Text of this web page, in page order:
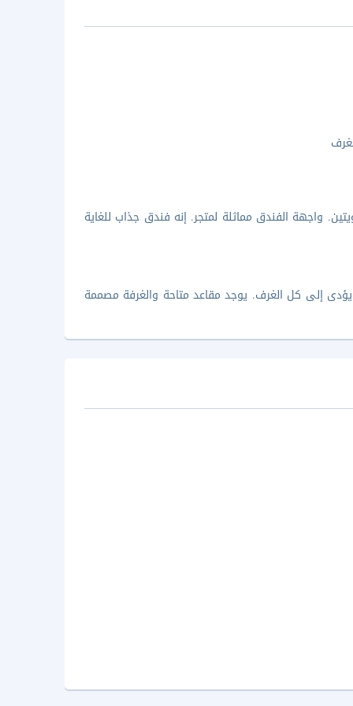
واجهة الفندق مماثلة لمتجر. إنه فندق جذاب للغاية
إلى كل الغرف. يوجد مقاعد متاحة والغرفة مصممة